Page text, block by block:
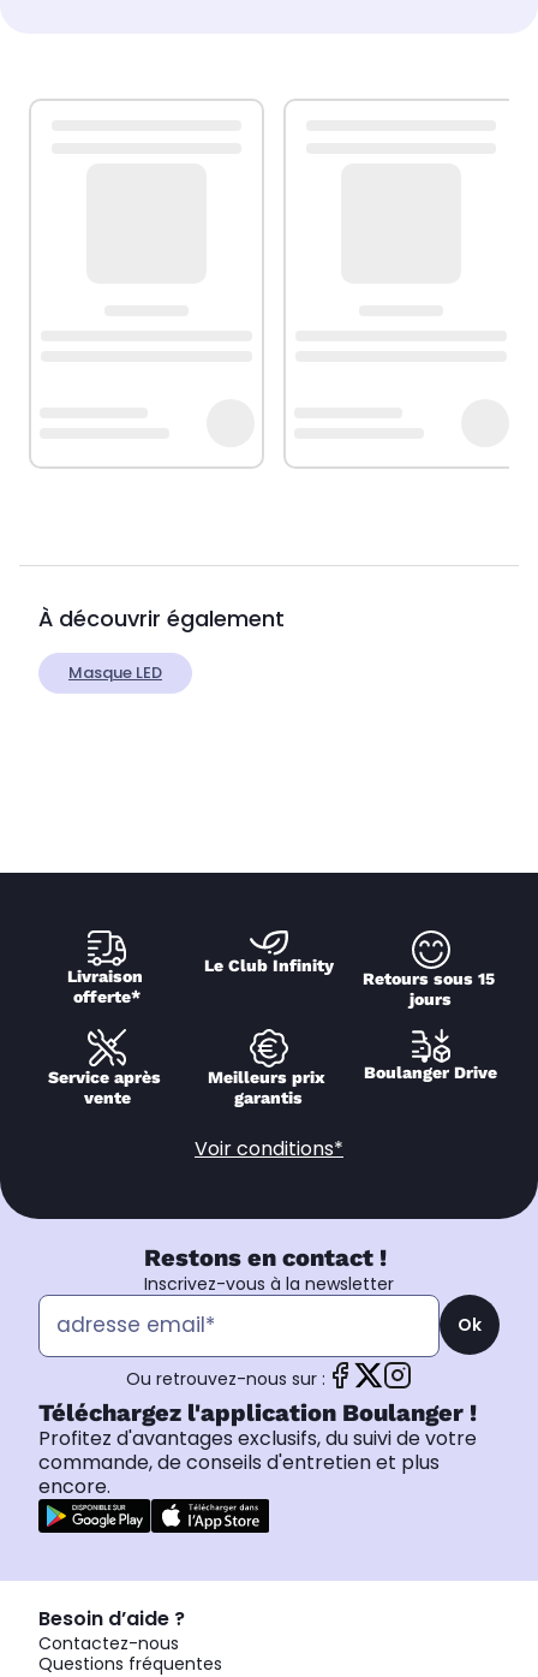
À découvrir également
Masque LED
Livraison
offerte*
Le Club Infinity
Retours sous 15
jours
Service après
vente
Meilleurs prix
garantis
Boulanger Drive
Voir conditions*
Restons en contact !
Inscrivez-vous à la newsletter
Ok
Ou retrouvez-nous sur :
Téléchargez l'application Boulanger !
Profitez d'avantages exclusifs, du suivi de votre
commande, de conseils d'entretien et plus
encore.
Besoin d’aide ?
Contactez-nous
Questions fréquentes